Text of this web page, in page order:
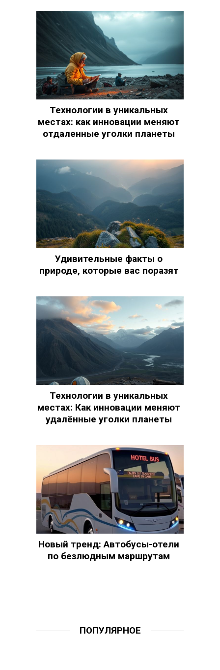
Технологии в уникальных
местах: как инновации меняют
отдаленные уголки планеты
Удивительные факты о
природе, которые вас поразят
Технологии в уникальных
местах: Как инновации меняют
удалённые уголки планеты
Новый тренд: Автобусы-отели
по безлюдным маршрутам
ПОПУЛЯРНОЕ